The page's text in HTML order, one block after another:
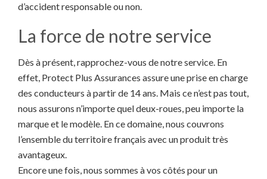
d’accident responsable ou non.
La force de notre service
Dès à présent, rapprochez-vous de notre service. En
effet, Protect Plus Assurances assure une prise en charge
des conducteurs à partir de 14 ans. Mais ce n’est pas tout,
nous assurons n’importe quel deux-roues, peu importe la
marque et le modèle. En ce domaine, nous couvrons
l’ensemble du territoire français avec un produit très
avantageux.
Encore une fois, nous sommes à vos côtés pour un